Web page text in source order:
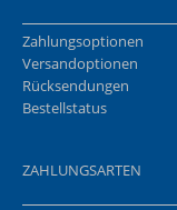
Zahlungsoptionen
Versandoptionen
Rücksendungen
Bestellstatus
ZAHLUNGSARTEN